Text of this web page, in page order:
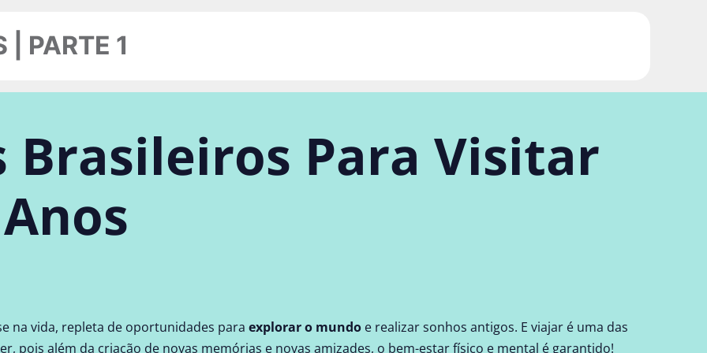
PARTE 1
Brasileiros Para Visitar
na vida, repleta de oportunidades para explorar o mundo e realizar sonhos antigos. E viajar é uma das
pois além da criação de novas memórias e novas amizades, o bem-estar físico e mental é garantido!